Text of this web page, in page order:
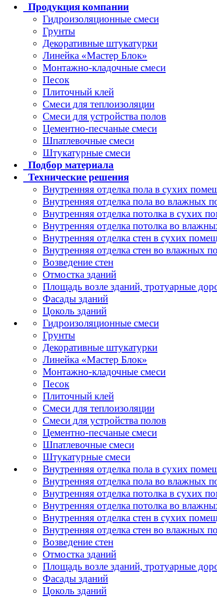
Продукция компании
Гидроизоляционные смеси
Грунты
Декоративные штукатурки
Линейка «Мастер Блок»
Монтажно-кладочные смеси
Песок
Плиточный клей
Смеси для теплоизоляции
Смеси для устройства полов
Цементно-песчаные смеси
Шпатлевочные смеси
Штукатурные смеси
Подбор материала
Технические решения
Внутренняя отделка пола в сухих
Внутренняя отделка пола во влажных
Внутренняя отделка потолка в сухих
Внутренняя отделка потолка во
Внутренняя отделка стен в сухих
Внутренняя отделка стен во влажных
Возведение стен
Отмостка зданий
Площадь возле зданий, тротуарные
Фасады зданий
Цоколь зданий
Гидроизоляционные смеси
Грунты
Декоративные штукатурки
Линейка «Мастер Блок»
Монтажно-кладочные смеси
Песок
Плиточный клей
Смеси для теплоизоляции
Смеси для устройства полов
Цементно-песчаные смеси
Шпатлевочные смеси
Штукатурные смеси
Внутренняя отделка пола в сухих
Внутренняя отделка пола во влажных
Внутренняя отделка потолка в сухих
Внутренняя отделка потолка во
Внутренняя отделка стен в сухих
Внутренняя отделка стен во влажных
Возведение стен
Отмостка зданий
Площадь возле зданий, тротуарные
Фасады зданий
Цоколь зданий